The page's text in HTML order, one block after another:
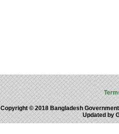
Copyright © 2018 Bangladesh
Updated by